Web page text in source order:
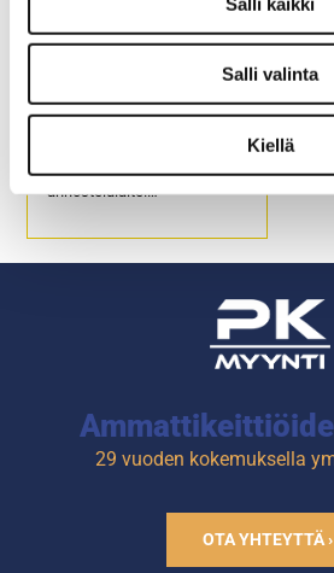
Salli valinta
Kiellä
AccuTaste
pihvimausteelle 0,4g
Pihvimausteelle tarkoitettu
annostelulaite.
jolloin mauste tulee monesta
29 vuoden kokemuksella
OTA YHTEYTTÄ ›